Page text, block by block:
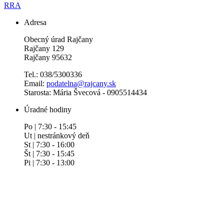
RRA
Adresa
Obecný úrad Rajčany
Rajčany 129
Rajčany 95632
Tel.: 038/5300336
Email: podatelna@rajcany.sk
Starosta: Mária Švecová - 0905514434
Úradné hodiny
Po | 7:30 - 15:45
Ut | nestránkový deň
St | 7:30 - 16:00
Št | 7:30 - 15:45
Pi | 7:30 - 13:00